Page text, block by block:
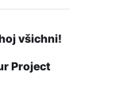
všichni!
Project